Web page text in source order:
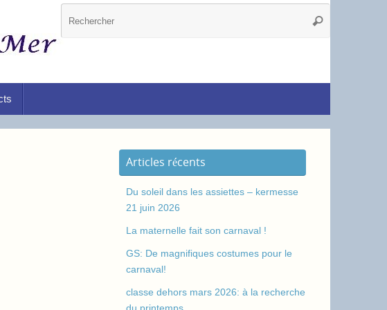
Articles récents
Du soleil dans les assiettes – kermesse
21 juin 2026
La maternelle fait son carnaval !
GS: De magnifiques costumes pour le
carnaval!
classe dehors mars 2026: à la recherche